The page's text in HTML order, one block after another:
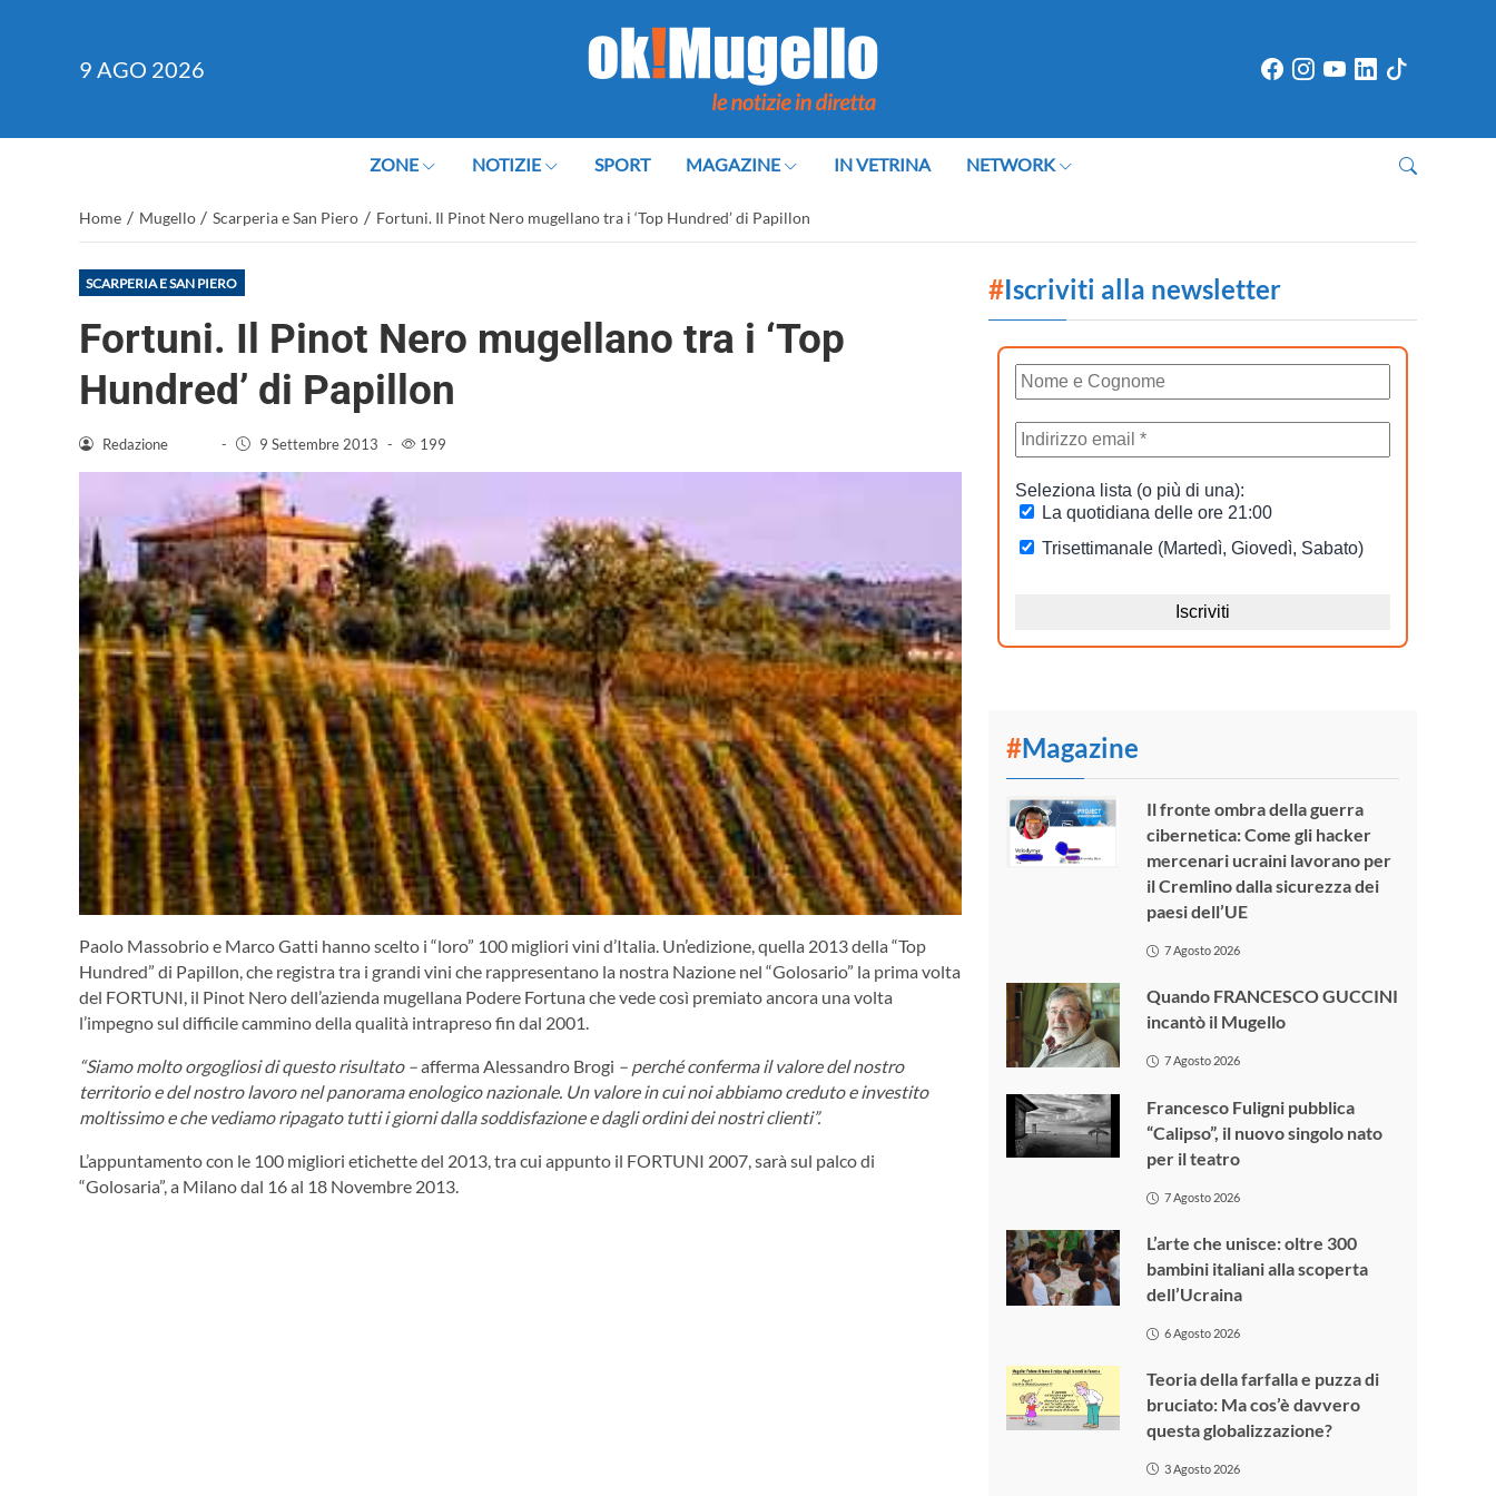
9 AGO 2026
ZONE NOTIZIE SPORT MAGAZINE IN VETRINA NETWORK
Home / Mugello / Scarperia e San Piero / Fortuni. Il Pinot Nero mugellano tra i ‘Top Hundred’ di Papillon
SCARPERIA E SAN PIERO
Fortuni. Il Pinot Nero mugellano tra i ‘Top
Hundred’ di Papillon
Redazione - 9 Settembre 2013 - 199
Paolo Massobrio e Marco Gatti hanno scelto i “loro” 100 migliori vini d’Italia. Un’edizione, quella 2013 della “Top
Hundred” di Papillon, che registra tra i grandi vini che rappresentano la nostra Nazione nel “Golosario” la prima volta
del FORTUNI, il Pinot Nero dell’azienda mugellana Podere Fortuna che vede così premiato ancora una volta
l’impegno sul difficile cammino della qualità intrapreso fin dal 2001.
“Siamo molto orgogliosi di questo risultato –afferma Alessandro Brogi – perché conferma il valore del nostro
territorio e del nostro lavoro nel panorama enologico nazionale. Un valore in cui noi abbiamo creduto e investito
moltissimo e che vediamo ripagato tutti i giorni dalla soddisfazione e dagli ordini dei nostri clienti”.
L’appuntamento con le 100 migliori etichette del 2013, tra cui appunto il FORTUNI 2007, sarà sul palco di
“Golosaria”, a Milano dal 16 al 18 Novembre 2013.
#Iscriviti alla newsletter
#Magazine
Il fronte ombra della guerra
cibernetica: Come gli hacker
mercenari ucraini lavorano per
il Cremlino dalla sicurezza dei
paesi dell’UE
7 Agosto 2026
Quando FRANCESCO GUCCINI
incantò il Mugello
7 Agosto 2026
Francesco Fuligni pubblica
“Calipso”, il nuovo singolo nato
per il teatro
7 Agosto 2026
L’arte che unisce: oltre 300
bambini italiani alla scoperta
dell’Ucraina
6 Agosto 2026
Teoria della farfalla e puzza di
bruciato: Ma cos’è davvero
questa globalizzazione?
3 Agosto 2026